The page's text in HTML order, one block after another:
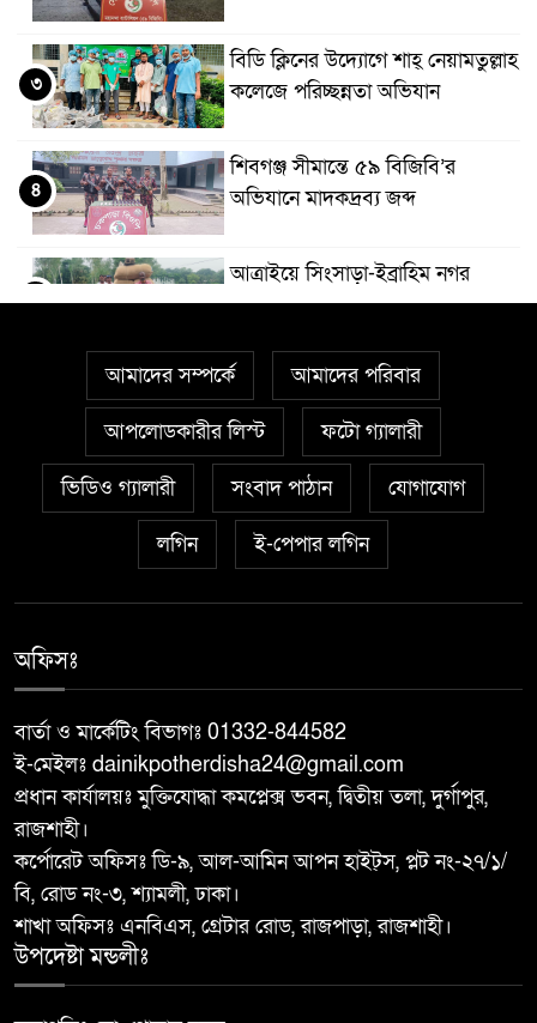
বিডি ক্লিনের উদ্যোগে শাহ্ নেয়ামতুল্লাহ
কলেজে পরিচ্ছন্নতা অভিযান
৩
শিবগঞ্জ সীমান্তে ৫৯ বিজিবি’র
অভিযানে মাদকদ্রব্য জব্দ
৪
আত্রাইয়ে সিংসাড়া-ইব্রাহিম নগর
দাড়ির ওপর সরু ব্রিজের স্থলে প্রশস্ত
মান্দায় ২৯৬ পিস ফেন্সিডিলসহ দুই
মাদক কারবারি আটক
আত্রাইয়ে ২০ লাখ টাকা মূল্যের ট্রাক্টর
চুরি
বাঘা পৌরসভার উন্নয়নে পাঁচটি
চারঘাটে পাঁচ মাদক মামলার আসামি
গ্রেপ্তার, মাদকের বিরুদ্ধে জিরো
টলারেন্সঃ ওসি মাহবুবুর রহমান
৯
বরেন্দ্র বহুমুখী উন্নয়ন কর্তৃপক্ষ
(বিএমডিএ)-এর পরিচালনা বোর্ডের
সদস্য হলেন শফিকুল আলম সমাপ্ত
১০
আমাদের সম্পর্কে আমাদের পরিবার
আপলোডকারীর লিস্ট ফটো গ্যালারী
ভিডিও গ্যালারী সংবাদ পাঠান যোগাযোগ
লগিন ই-পেপার লগিন
অফিসঃ
বার্তা ও মার্কেটিং বিভাগঃ 01332-844582
ই-মেইলঃ dainikpotherdisha24@gmail.com
প্রধান কার্যালয়ঃ মুক্তিযোদ্ধা কমপ্লেক্স ভবন, দ্বিতীয় তলা, দুর্গাপুর,
রাজশাহী।
কর্পোরেট অফিসঃ ডি-৯, আল-আমিন আপন হাইট্স, প্লট নং-২৭/১/
বি, রোড নং-৩, শ্যামলী, ঢাকা।
শাখা অফিসঃ এনবিএস, গ্রেটার রোড, রাজপাড়া, রাজশাহী।
উপদেষ্টা মন্ডলীঃ